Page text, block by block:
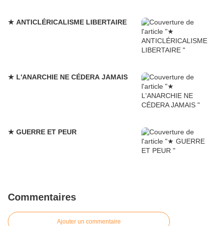
★ ANTICLÉRICALISME LIBERTAIRE
★ L'ANARCHIE NE CÉDERA JAMAIS
★ GUERRE ET PEUR
Commentaires
Ajouter un commentaire